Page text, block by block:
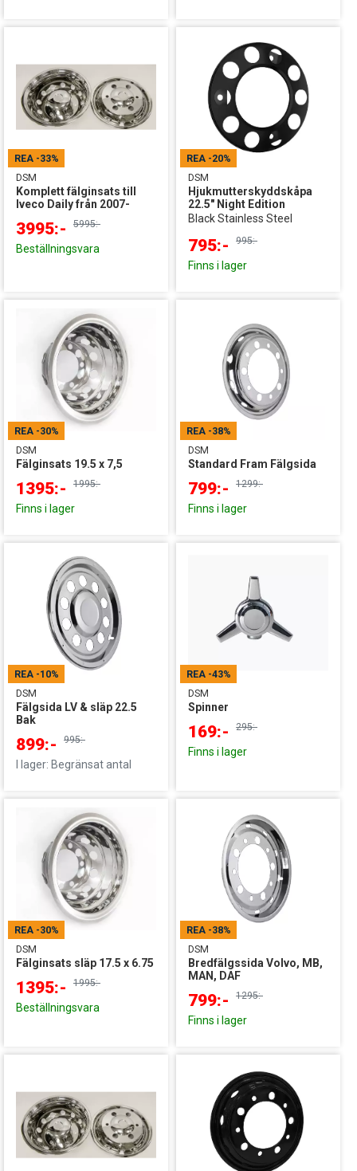
REA -33%
DSM
Komplett fälginsats till
Iveco Daily från 2007-
3995:- 5995:-
Beställningsvara
REA -20%
DSM
Hjukmutterskyddskåpa
22.5" Night Edition
Black Stainless Steel
795:- 995:-
Finns i lager
REA -30%
DSM
Fälginsats 19.5 x 7,5
1395:- 1995:-
Finns i lager
REA -38%
DSM
Standard Fram Fälgsida
799:- 1299:-
Finns i lager
REA -10%
DSM
Fälgsida LV & släp 22.5
Bak
899:- 995:-
I lager: Begränsat antal
REA -43%
DSM
Spinner
169:- 295:-
Finns i lager
REA -30%
DSM
Fälginsats släp 17.5 x 6.75
1395:- 1995:-
Beställningsvara
REA -38%
DSM
Bredfälgssida Volvo, MB,
MAN, DAF
799:- 1295:-
Finns i lager